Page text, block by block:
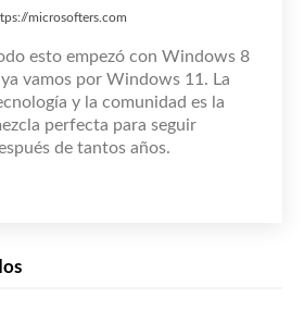
microsofters.com
esto empezó con Windows 8
vamos por Windows 11. La
y la comunidad es la
perfecta para seguir
de tantos años.